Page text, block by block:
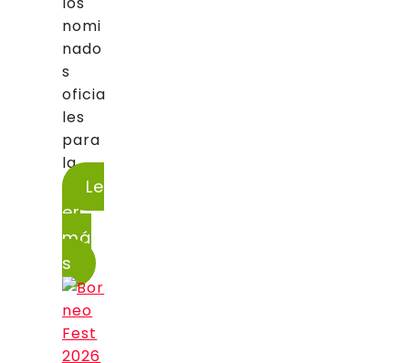
nomi
nado
s
oficia
les
para
la...
Le
er
má
s